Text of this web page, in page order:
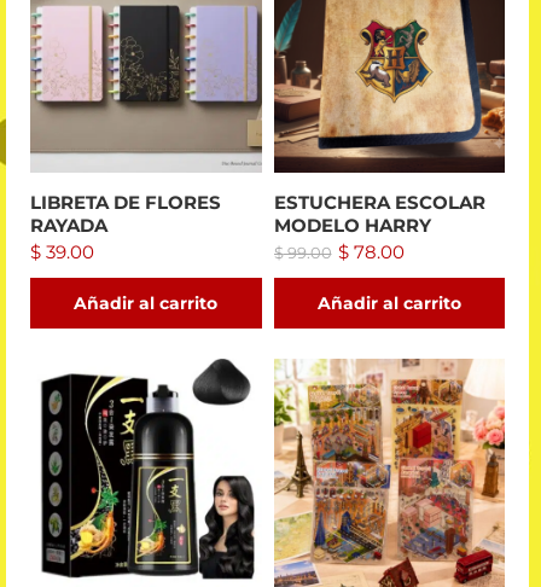
LIBRETA DE FLORES
RAYADA
$ 39.00
Añadir al carrito
ESTUCHERA ESCOLAR
MODELO HARRY
$99.00 $78.00
Añadir al carrito